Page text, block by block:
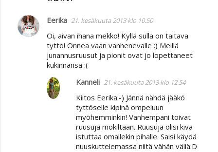
Eerika 21. kesäkuuta 2013 klo 10.50
Oi, aivan ihana mekko! Kyllä sulla on taitava
tyttö! Onnea vaan vanhenevalle :) Meillä
junannusruusut ja pionit ovat jo lopettaneet
kukinnansa :(
Kanneli 21. kesäkuuta 2013 klo 12.54
Kiitos Eerika:-) Jännä nähdä jääkö
tyttöselle kipinä ompeluun
myöhemminkin! Vanhempani toivat
ruusuja mökiltään. Ruusuja olisi kiva
istuttaa omallekin pihalle. Saisi käydä
nuuskuttelemassa niitä vähän väliä:D